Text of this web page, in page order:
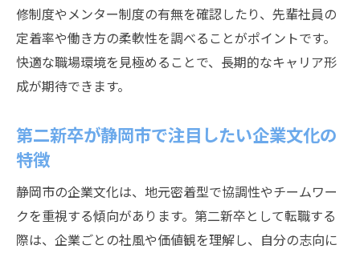
修制度やメンター制度の有無を確認したり、先輩社員の
定着率や働き方の柔軟性を調べることがポイントです。
快適な職場環境を見極めることで、長期的なキャリア形
成が期待できます。
第二新卒が静岡市で注目したい企業文化の
特徴
静岡市の企業文化は、地元密着型で協調性やチームワー
クを重視する傾向があります。第二新卒として転職する
際は、企業ごとの社風や価値観を理解し、自分の志向に